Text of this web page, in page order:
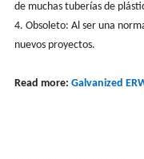
de muchas tuberías de
4. Obsoleto: Al ser una
nuevos proyectos.
Read more: Galvanized